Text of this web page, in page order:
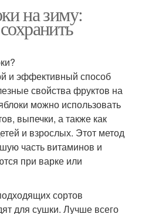
на зиму:
и эффективный способ
свойства фруктов на
можно использовать
выпечки, а также как
и взрослых. Этот метод
часть витаминов и
при варке или
сортов
для сушки. Лучше всего